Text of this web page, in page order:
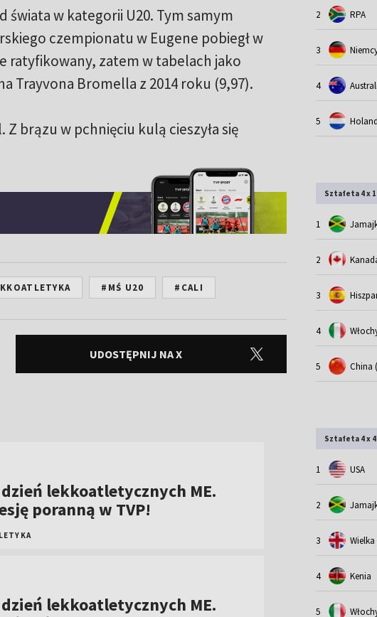
w kategorii U20. Tym samym
czempionatu w Eugene pobiegł w
ratyfikowany, zatem w tabelach jako
Trayvona Bromella z 2014 roku (9,97).
brązu w pchnięciu kulą cieszyła się
#MŚ U20 #CALI
UDOSTĘPNIJ NA X
lekkoatletycznych ME.
poranną w TVP!
lekkoatletycznych ME.
2 RPA
3
4
5
Sztafeta 4 x
1
2
3
4
5 China
Sztafeta 4 x
1 USA
2
3
4 Kenia
5